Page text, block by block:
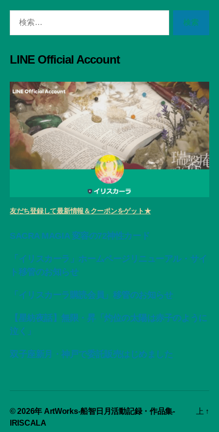
LINE Official Account
友だち登録して最新情報＆クーポンをゲット★
SACRA MAGIA 変容の72神性カード
「イリスカーラ」ホームページリニューアル・サイ
ト移管のお知らせ
「イリスカーラ購読会員」移管のお知らせ
【星紡夜話】無限・昇「灼位の太陽は赤子のように
泣く」
双子座新月・神戸で委託販売はじめました
© 2026年 ArtWorks-船智日月活動記録・作品集-
IRISCALA
上 ↑